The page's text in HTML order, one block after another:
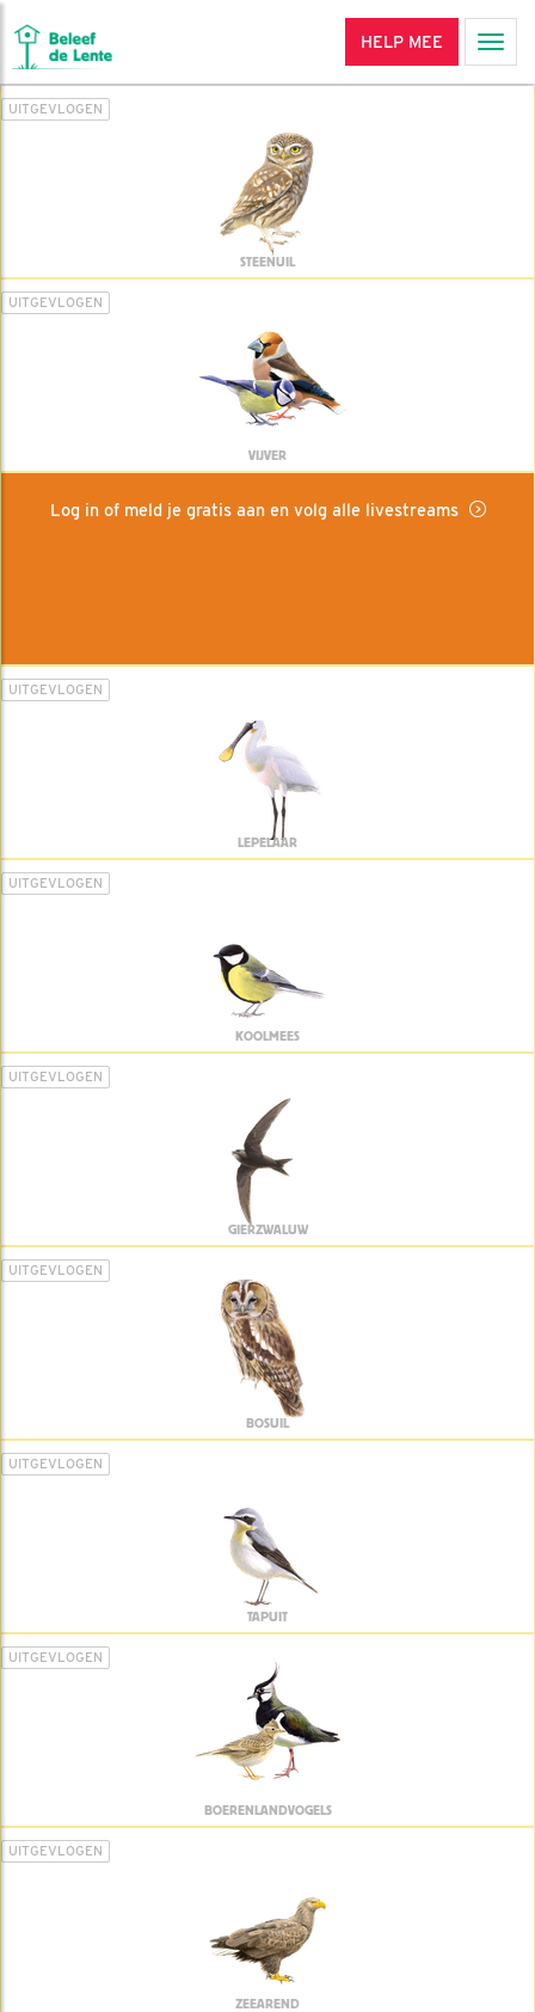
HELP MEE
UITGEVLOGEN
STEENUIL
UITGEVLOGEN
VIJVER
Log in of meld je gratis aan en volg alle livestreams
UITGEVLOGEN
LEPELAAR
UITGEVLOGEN
KOOLMEES
UITGEVLOGEN
GIERZWALUW
UITGEVLOGEN
BOSUIL
UITGEVLOGEN
TAPUIT
UITGEVLOGEN
BOERENLANDVOGELS
UITGEVLOGEN
ZEEAREND